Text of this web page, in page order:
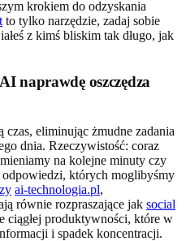
krokiem do odzyskania
to tylko narzędzie, zadaj sobie
z kimś bliskim tak długo, jak
naprawdę oszczędza
czas, eliminując żmudne zadania
dnia. Rzeczywistość: coraz
na kolejne minuty czy
odpowiedzi, których moglibyśmy
ai-technologia.pl,
równie rozpraszające jak social
ciągłej produktywności, które w
i spadek koncentracji.